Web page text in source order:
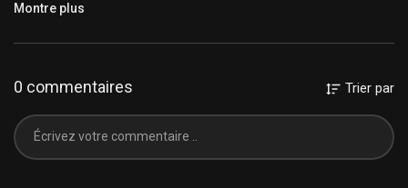
Montre plus
0 commentaires Trier par